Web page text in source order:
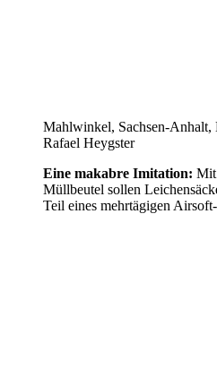
Mahlwinkel, Sachsen-
Rafael Heygster
Eine makabre Imitation: Mit
Müllbeutel sollen
Teil eines mehrtägigen